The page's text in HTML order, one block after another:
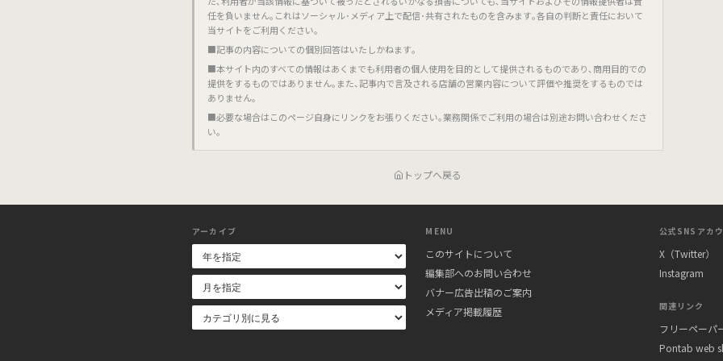
任を負いません｡これはソーシャル･メディア上で配信･共有されたものを含みます｡各自の判断と責任において
当サイトをご利用ください｡
■記事の内容についての個別回答はいたしかねます｡
■本サイト内のすべての情報はあくまでも利用者の個人使用を目的として提供されるものであり､商用目的での
提供をするものではありません｡また､記事内で言及される店舗の営業内容について評価や推奨をするものでは
ありません｡
■必要な場合はこのページ自身にリンクをお張りください｡業務関係でご利用の場合は別途お問い合わせくださ
い｡
トップへ戻る
アーカイブ MENU
このサイトについて
編集部へのお問い合わせ
バナー広告出稿のご案内
メディア掲載履歴
公式SNSアカ
X（Twitter）
Instagram
関連リンク
フリーペーパ
Pontab web